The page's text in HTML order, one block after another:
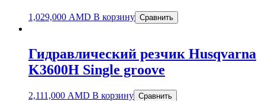
1,029,000 AMD В корзину Сравнить
Гидравлический резчик Husqvarna
K3600H Single groove
2,111,000 AMD В корзину Сравнить